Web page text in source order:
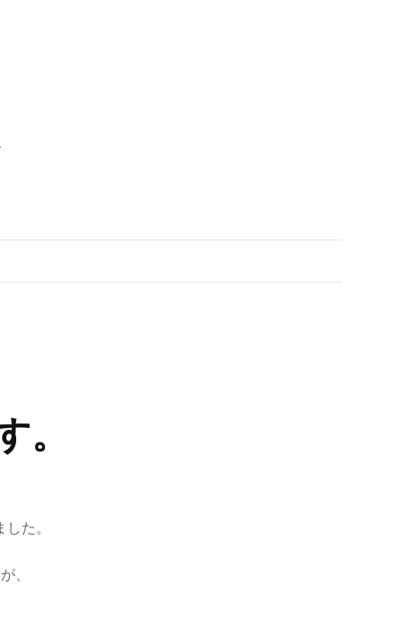
。
た。
、